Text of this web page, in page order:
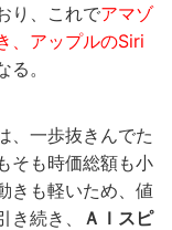
り、これでアマゾ
、アップルのSiri
る。
、一歩抜きんでた
そも時価総額も小
きも軽いため、値
続き、
ＡＩスピ